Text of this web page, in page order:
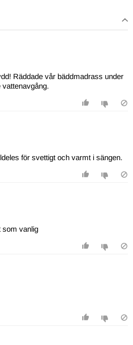
Räddade vår bäddmadrass under
som vanlig